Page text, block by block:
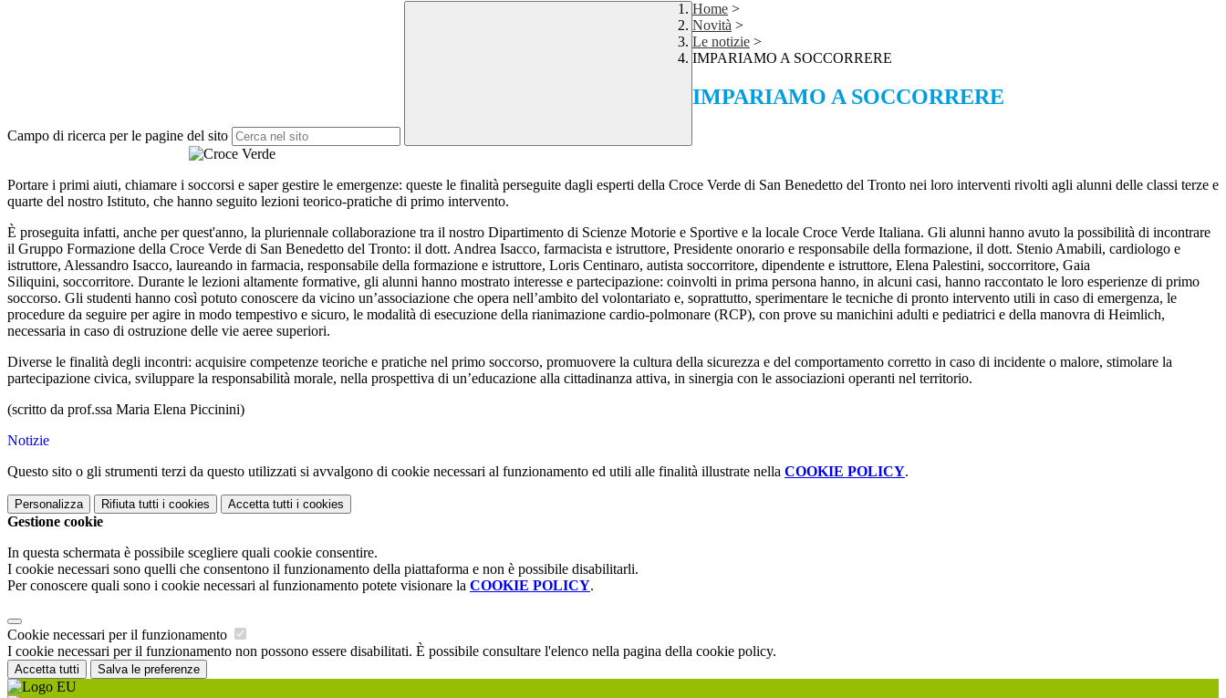
Campo di ricerca per le pagine del sito
Home >
Novità >
Le notizie >
IMPARIAMO A SOCCORRERE
IMPARIAMO A SOCCORRERE
Portare i primi aiuti, chiamare i soccorsi e saper gestire le emergenze: queste le finalità perseguite dagli esperti della Croce Verde di San Benedetto del Tronto nei loro interventi rivolti agli alunni delle classi terze e
quarte del nostro Istituto, che hanno seguito lezioni teorico-pratiche di primo intervento.
È proseguita infatti, anche per quest'anno, la pluriennale collaborazione tra il nostro Dipartimento di Scienze Motorie e Sportive e la locale Croce Verde Italiana. Gli alunni hanno avuto la possibilità di incontrare
il Gruppo Formazione della Croce Verde di San Benedetto del Tronto: il dott. Andrea Isacco, farmacista e istruttore, Presidente onorario e responsabile della formazione, il dott. Stenio Amabili, cardiologo e
istruttore, Alessandro Isacco, laureando in farmacia, responsabile della formazione e istruttore, Loris Centinaro, autista soccorritore, dipendente e istruttore, Elena Palestini, soccorritore, Gaia
Siliquini, soccorritore. Durante le lezioni altamente formative, gli alunni hanno mostrato interesse e partecipazione: coinvolti in prima persona hanno, in alcuni casi, hanno raccontato le loro esperienze di primo
soccorso. Gli studenti hanno così potuto conoscere da vicino un’associazione che opera nell’ambito del volontariato e, soprattutto, sperimentare le tecniche di pronto intervento utili in caso di emergenza, le
procedure da seguire per agire in modo tempestivo e sicuro, le modalità di esecuzione della rianimazione cardio-polmonare (RCP), con prove su manichini adulti e pediatrici e della manovra di Heimlich,
necessaria in caso di ostruzione delle vie aeree superiori.
Diverse le finalità degli incontri: acquisire competenze teoriche e pratiche nel primo soccorso, promuovere la cultura della sicurezza e del comportamento corretto in caso di incidente o malore, stimolare la
partecipazione civica, sviluppare la responsabilità morale, nella prospettiva di un’educazione alla cittadinanza attiva, in sinergia con le associazioni operanti nel territorio.
(scritto da prof.ssa Maria Elena Piccinini)
Notizie
Questo sito o gli strumenti terzi da questo utilizzati si avvalgono di cookie necessari al funzionamento ed utili alle finalità illustrate nella COOKIE POLICY.
Personalizza Rifiuta tutti i cookies Accetta tutti i cookies
Gestione cookie
In questa schermata è possibile scegliere quali cookie consentire.
I cookie necessari sono quelli che consentono il funzionamento della piattaforma e non è possibile disabilitarli.
Per conoscere quali sono i cookie necessari al funzionamento potete visionare la COOKIE POLICY.
Cookie necessari per il funzionamento
I cookie necessari per il funzionamento non possono essere disabilitati. È possibile consultare l'elenco nella pagina della cookie policy.
Accetta tutti Salva le preferenze